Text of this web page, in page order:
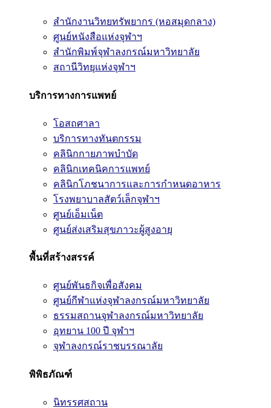
สำนักงานวิทยทรัพยากร (หอสมุดกลาง)
ศูนย์หนังสือแห่งจุฬาฯ
สำนักพิมพ์จุฬาลงกรณ์มหาวิทยาลัย
สถานีวิทยุแห่งจุฬาฯ
บริการทางการแพทย์
โอสถศาลา
บริการทางทันตกรรม
คลินิกกายภาพบำบัด
คลินิกเทคนิคการแพทย์
คลินิกโภชนาการและการกำหนดอาหาร
โรงพยาบาลสัตว์เล็กจุฬาฯ
ศูนย์เอ็มเน็ต
ศูนย์ส่งเสริมสุขภาวะผู้สูงอายุ
พื้นที่สร้างสรรค์
ศูนย์พันธกิจเพื่อสังคม
ศูนย์กีฬาแห่งจุฬาลงกรณ์มหาวิทยาลัย
ธรรมสถานจุฬาลงกรณ์มหาวิทยาลัย
อุทยาน 100 ปี จุฬาฯ
จุฬาลงกรณ์ราชบรรณาลัย
พิพิธภัณฑ์
นิทรรศสถาน